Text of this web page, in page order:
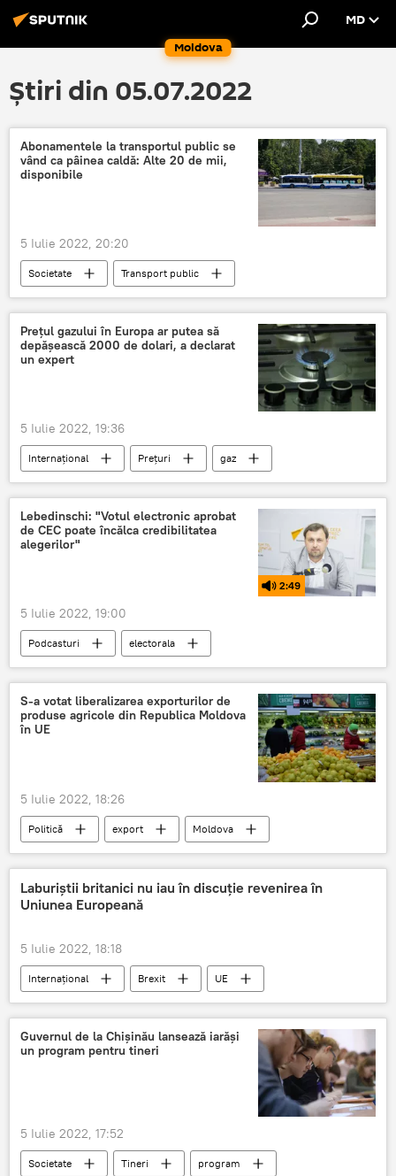
Moldova
MD
Știri din 05.07.2022
Abonamentele la transportul public se
vând ca pâinea caldă: Alte 20 de mii,
disponibile
5 Iulie 2022, 20:20
Societate
Transport public
mijloace de transport
compensații transport public
Prețul gazului în Europa ar putea să
depășească 2000 de dolari, a declarat
un expert
5 Iulie 2022, 19:36
Internațional Prețuri
gaz
Europa
Cotație
Burse
greve
Lebedinschi: "Votul electronic aprobat
de CEC poate încălca credibilitatea
alegerilor"
2:49
5 Iulie 2022, 19:00
Podcasturi electorala
S-a votat liberalizarea exporturilor de
produse agricole din Republica Moldova
în UE
5 Iulie 2022, 18:26
Politică export
Moldova
UE
Laburiștii britanici nu iau în discuție revenirea în
Uniunea Europeană
5 Iulie 2022, 18:18
Internațional Brexit
UE
Marea Britanie
Guvernul de la Chișinău lansează iarăși
un program pentru tineri
5 Iulie 2022, 17:52
Societate Tineri
program